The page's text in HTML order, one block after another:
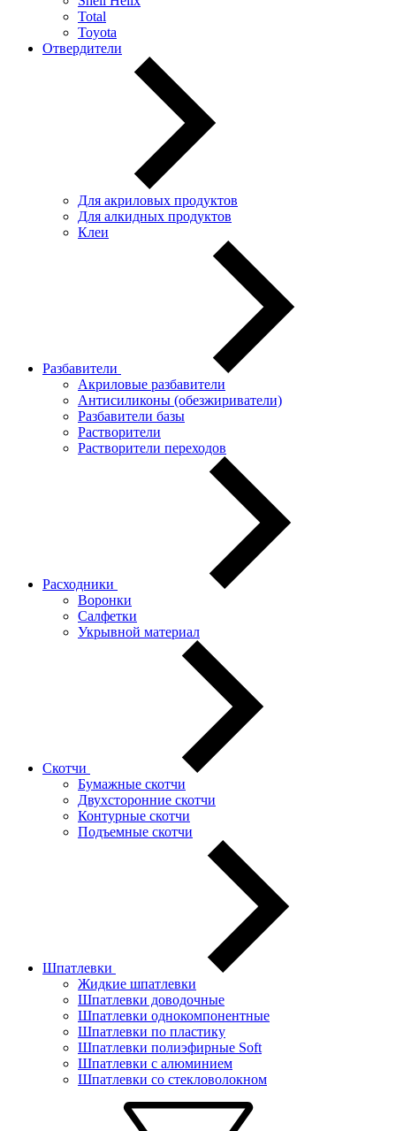
Total
Toyota
Отвердители
Для акриловых продуктов
Для алкидных продуктов
Клеи
Разбавители
Акриловые разбавители
Антисиликоны (обезжириватели)
Разбавители базы
Растворители
Растворители переходов
Расходники
Воронки
Салфетки
Укрывной материал
Скотчи
Бумажные скотчи
Двухсторонние скотчи
Контурные скотчи
Подъемные скотчи
Шпатлевки
Жидкие шпатлевки
Шпатлевки доводочные
Шпатлевки однокомпонентные
Шпатлевки по пластику
Шпатлевки полиэфирные Soft
Шпатлевки с алюминием
Шпатлевки со стекловолокном